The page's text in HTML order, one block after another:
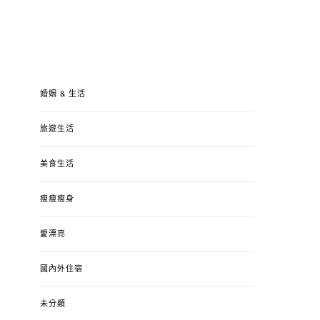
婚姻 & 生活
旅遊生活
美食生活
瘦瘦瘦身
愛漂亮
國內外住宿
未分類